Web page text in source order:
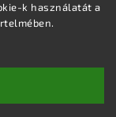
k használatát a